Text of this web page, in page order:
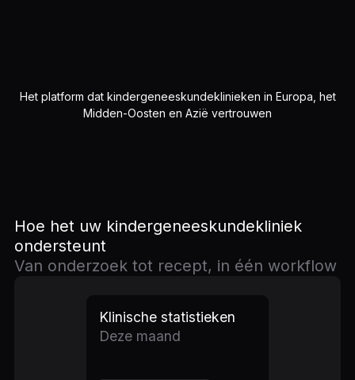
Het platform dat kindergeneeskundeklinieken in Europa, het
Midden-Oosten en Azië vertrouwen
Hoe het uw kindergeneeskundekliniek
ondersteunt
Van onderzoek tot recept, in één workflow
Klinische statistieken
Deze maand